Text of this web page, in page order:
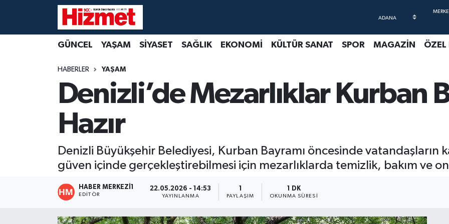
GÜNCEL YAŞAM SİYASET SAĞLIK EKONOMİ KÜLTÜR SANAT SPOR MAGAZİN ÖZEL
HABERLER YAŞAM
Denizli’de Mezarlıklar Kurban
Hazır
Denizli Büyükşehir Belediyesi, Kurban Bayramı öncesinde vatandaşların
güven içinde gerçekleştirebilmesi için mezarlıklarda temizlik, bakım ve
HABER MERKEZI1
EDITÖR
22.05.2026 - 14:53
YAYINLANMA
1
PAYLAŞIM
1 DK
OKUNMA SÜRESI
KÜLTÜR SANAT
MAGAZİN
Denizli Nöbetçi Eczaneler
Denizli Trafik Yoğunluk Haritası
Süper Lig Puan Durumu ve Fikstür
Son Dakika Haberleri
Haber Arşivi